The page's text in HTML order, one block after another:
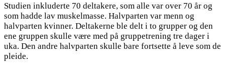
Studien inkluderte 70 deltakere, som alle var over 70 år og
som hadde lav muskelmasse. Halvparten var menn og
halvparten kvinner. Deltakerne ble delt i to grupper og den
ene gruppen skulle være med på gruppetrening tre dager i
uka. Den andre halvparten skulle bare fortsette å leve som de
pleide.